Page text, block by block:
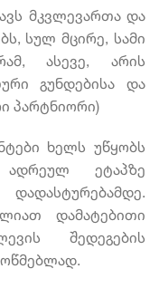
მკვლევართა და
სულ მცირე, სამი
ასევე, არის
გუნდებისა და
პარტნიორი)
ხელს უწყობს
ადრეულ ეტაპზე
დამატებითი
შედეგების